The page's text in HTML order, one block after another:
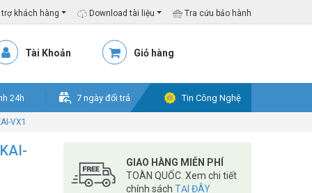
khách hàng Download tài liệu Tra cứu bảo hành
Tài Khoản Giỏ hàng
24h 7 ngày đổi trả Tin Công Nghệ
VX1
GIAO HÀNG MIỄN PHÍ
TOÀN QUỐC. Xem chi tiết
chính sách TẠI ĐÂY